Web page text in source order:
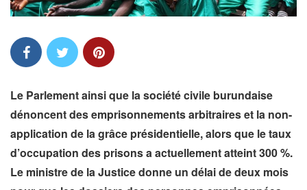
Le Parlement ainsi que la société civile burundaise
dénoncent des emprisonnements arbitraires et la non-
application de la grâce présidentielle, alors que le taux
d’occupation des prisons a actuellement atteint 300 %.
Le ministre de la Justice donne un délai de deux mois